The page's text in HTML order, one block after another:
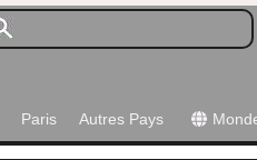
Paris Autres Pays